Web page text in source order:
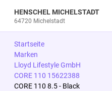
HENSCHEL MICHELSTADT
64720 Michelstadt
Startseite
Marken
Lloyd Lifestyle GmbH
CORE 110 15622388
CORE 110 8.5 - Black